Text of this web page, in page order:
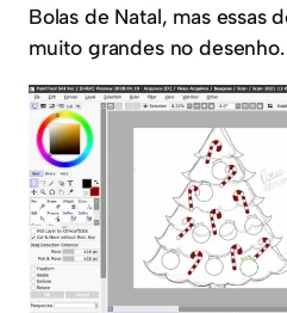
Bolas de Natal, mas essas
muito grandes no desenho.